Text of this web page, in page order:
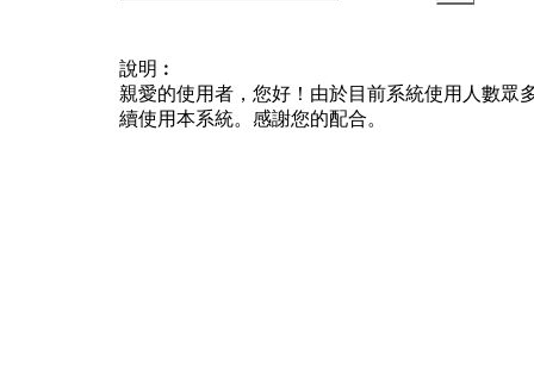
說明︰
親愛的使用者，您好！由於目前系統使用人數眾
續使用本系統。感謝您的配合。